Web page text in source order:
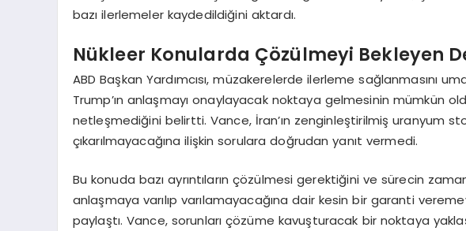
bazı ilerlemeler kaydedildiğini aktardı.
Nükleer Konularda Çözülmeyi Bekleyen
ABD Başkan Yardımcısı, müzakerelerde ilerleme sağlanmasını
Trump’ın anlaşmayı onaylayacak noktaya gelmesinin mümkün
netleşmediğini belirtti. Vance, İran’ın zenginleştirilmiş uranyum
çıkarılmayacağına ilişkin sorulara doğrudan yanıt vermedi.
Bu konuda bazı ayrıntıların çözülmesi gerektiğini ve sürecin
anlaşmaya varılıp varılamayacağına dair kesin bir garanti
paylaştı. Vance, sorunları çözüme kavuşturacak bir noktaya